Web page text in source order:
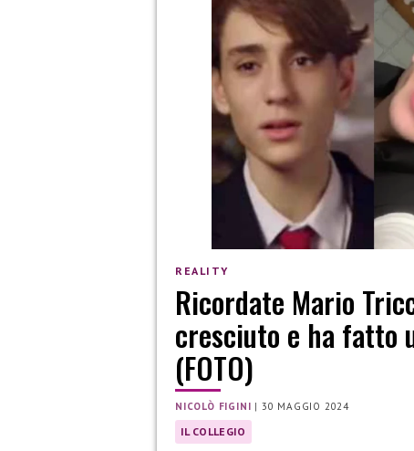
REALITY
Ricordate Mario
cresciuto e ha fatto
(FOTO)
NICOLÒ FIGINI | 30 MAGGIO 2024
IL COLLEGIO